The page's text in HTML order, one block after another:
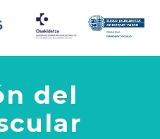
del